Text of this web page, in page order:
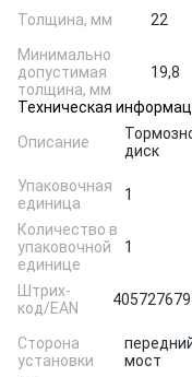
Толщина, мм
22
Минимально
допустимая
толщина, мм
19,8
Техническая
Описание
диск
Упаковочная
единица
1
Количество в
упаковочной
единице
1
Штрих-
код/EAN
Сторона
установки
мост